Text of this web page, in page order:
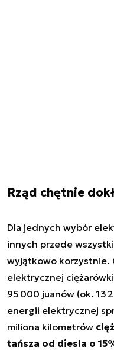
Rząd chętnie
Dla jednych wybór
innych przede
wyjątkowo korzystnie.
elektrycznej
95 000 juanów (ok. 13
energii elektrycznej
miliona kilometrów
tańsza od diesla o